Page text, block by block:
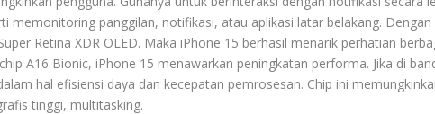
memonitoring panggilan, notifikasi, atau aplikasi latar belakang​. Dengan
Retina XDR OLED. Maka iPhone 15 berhasil menarik perhatian
A16 Bionic, iPhone 15 menawarkan peningkatan performa. Jika di
hal efisiensi daya dan kecepatan pemrosesan. Chip ini
tinggi, multitasking.